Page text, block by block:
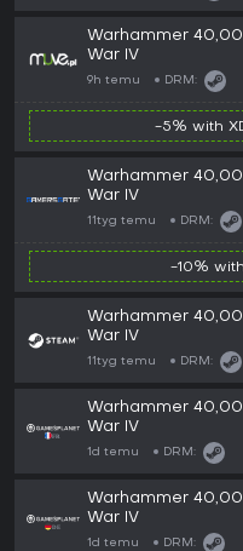
Warhammer
War IV
9h temu DRM:
-5% with
Warhammer
War IV
11tyg temu DRM:
-10%
Warhammer
War IV
11tyg temu DRM:
Warhammer
War IV
1d temu DRM:
Warhammer
War IV
1d temu DRM: